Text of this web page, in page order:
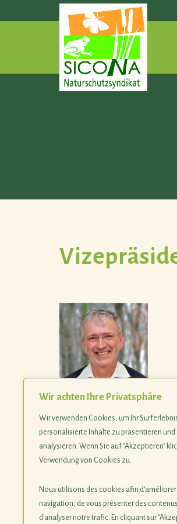
Wir achten Ihre Privatsphäre
Wir verwenden Cookies, um Ihr
personalisierte Inhalte zu präsentieren
analysieren. Wenn Sie auf "Akzeptieren"
Verwendung von Cookies zu.
Nous utilisons des cookies afin
navigation, de vous présenter des
d'analyser notre trafic. En cliquant sur